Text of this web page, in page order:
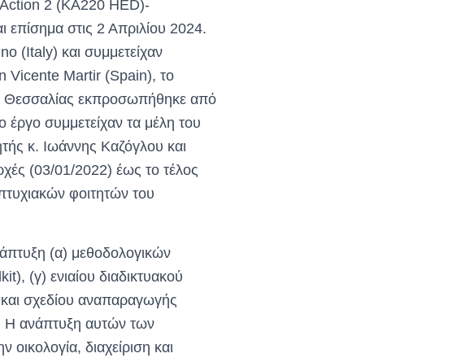
2 (KA220 HED)-
στις 2 Απριλίου 2024.
(Italy) και συμμετείχαν
Vicente Martir (Spain), το
Θεσσαλίας εκπροσωπήθηκε από
συμμετείχαν τα μέλη του
κ. Ιωάννης Καζόγλου και
(03/01/2022) έως το τέλος
φοιτητών του
(α) μεθοδολογικών
(γ) ενιαίου διαδικτυακού
σχεδίου αναπαραγωγής
Η ανάπτυξη αυτών των
διαχείριση και